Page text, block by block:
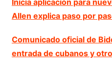
Inicia aplicación para
Allen explica paso por
Comunicado oficial de
entrada de cubanos y